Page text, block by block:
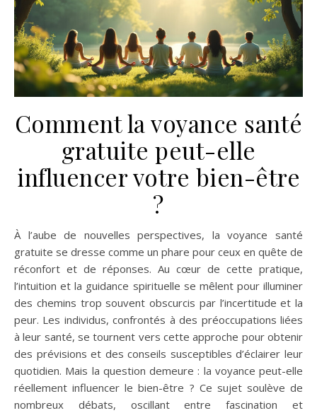
Comment la voyance santé
gratuite peut-elle
influencer votre bien-être
?
À l’aube de nouvelles perspectives, la voyance santé
gratuite se dresse comme un phare pour ceux en quête de
réconfort et de réponses. Au cœur de cette pratique,
l’intuition et la guidance spirituelle se mêlent pour illuminer
des chemins trop souvent obscurcis par l’incertitude et la
peur. Les individus, confrontés à des préoccupations liées
à leur santé, se tournent vers cette approche pour obtenir
des prévisions et des conseils susceptibles d’éclairer leur
quotidien. Mais la question demeure : la voyance peut-elle
réellement influencer le bien-être ? Ce sujet soulève de
nombreux débats, oscillant entre fascination et